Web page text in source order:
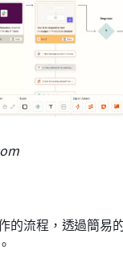
的流程，透過簡易